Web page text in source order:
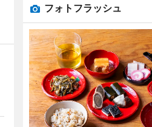
フォトフラッシュ